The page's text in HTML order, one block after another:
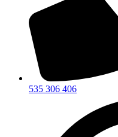
535 306 406